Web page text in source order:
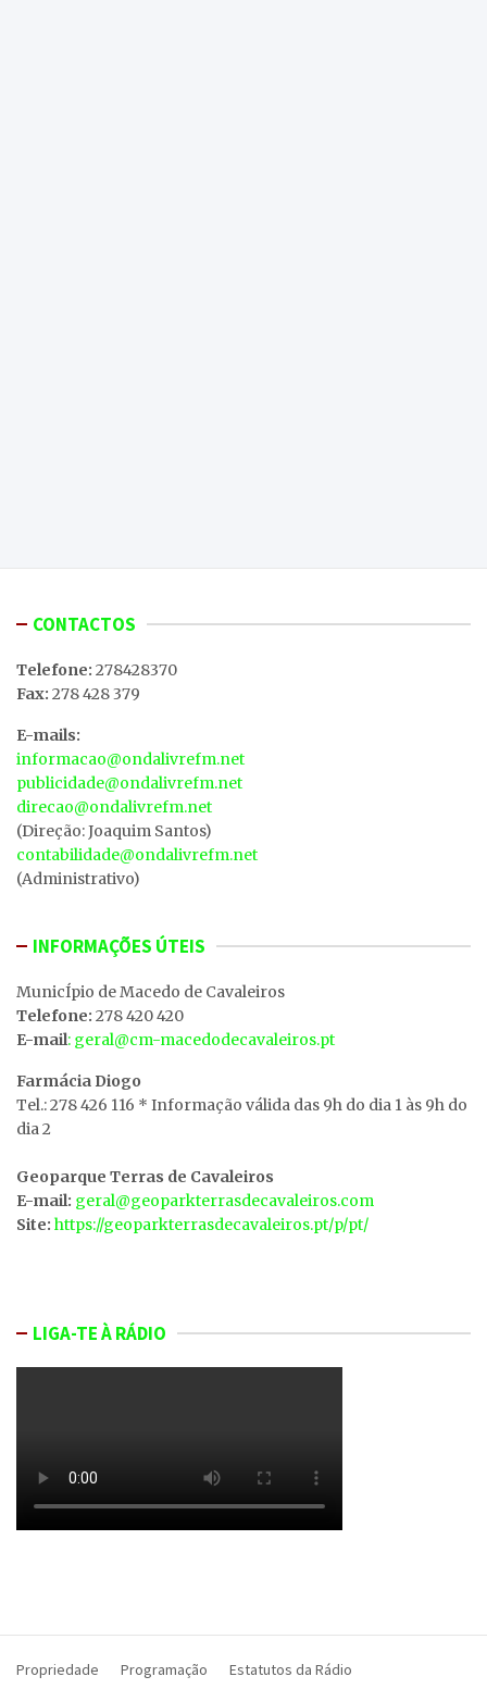
CONTACTOS
Telefone: 278428370
Fax: 278 428 379
E-mails:
informacao@ondalivrefm.net
publicidade@ondalivrefm.net
direcao@ondalivrefm.net
(Direção: Joaquim Santos)
contabilidade@ondalivrefm.net
(Administrativo)
INFORMAÇÕES ÚTEIS
MunicÍpio de Macedo de Cavaleiros
Telefone: 278 420 420
E-mail: geral@cm-macedodecavaleiros.pt
Farmácia Diogo
Tel.: 278 426 116 * Informação válida das 9h do dia 1 às 9h do
dia 2
Geoparque Terras de Cavaleiros
E-mail: geral@geoparkterrasdecavaleiros.com
Site: https://geoparkterrasdecavaleiros.pt/p/pt/
LIGA-TE À RÁDIO
Propriedade Programação Estatutos da Rádio